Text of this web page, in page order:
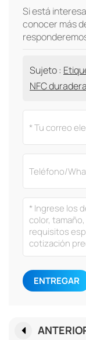
Si está
conocer más
Sujeto :
NFC duradera
ENTREGAR